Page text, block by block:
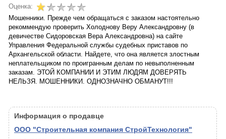
Оценка:
Мошенники. Прежде чем обращаться с заказом настоятельно
рекоммендую проверить Холоднову Веру Александровну (в
девичестве Сидоровская Вера Александровна) на сайте
Управления Федеральной службы судебных приставов по
Архангельской области. Найдете, что она является злостным
неплательщиком по проигранным делам по невыполненным
заказам. ЭТОЙ КОМПАНИИ И ЭТИМ ЛЮДЯМ ДОВЕРЯТЬ
НЕЛЬЗЯ. МОШЕННИКИ. ОДНОЗНАЧНО ОБМАНУТ!!!
Информация о продавце
ООО "Строительная компания СтройТехнология"